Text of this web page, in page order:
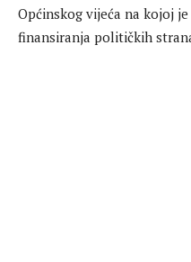
Općinskog vijeća na kojoj
finansiranja političkih